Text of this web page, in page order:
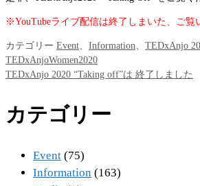
※YouTubeライブ配信は終了しまいた、ご覧
カテゴリー Event、 Information、 TEDxAnjo
TEDxAnjoWomen2020
TEDxAnjo 2020 “Taking off”は 終了しました
カテゴリー
Event (75)
Information (163)